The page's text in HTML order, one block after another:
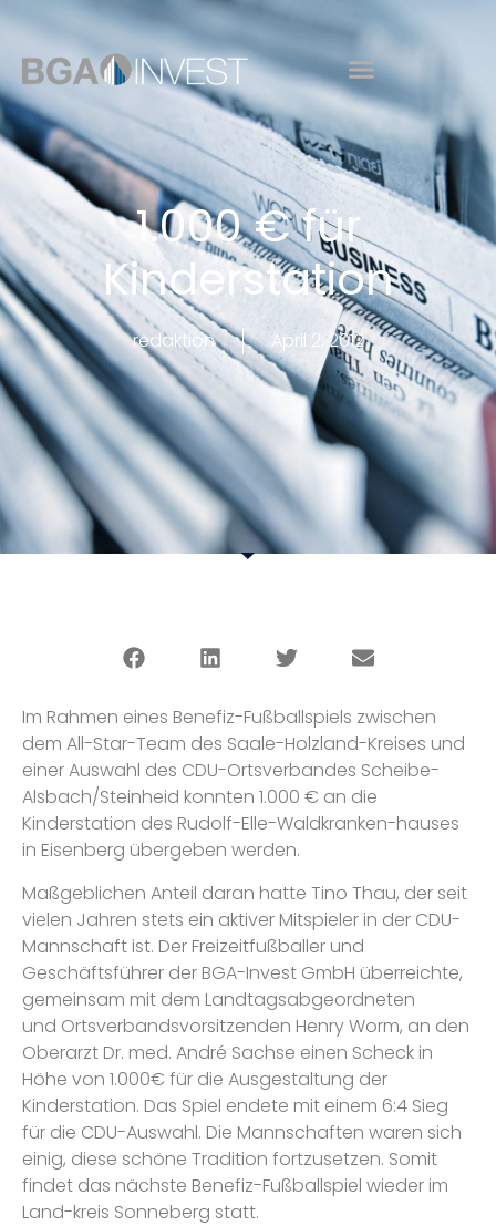
1.000 € für
Kinderstation
redaktion April 2, 2012
Im Rahmen eines Benefiz-Fußballspiels zwischen
dem All-Star-Team des Saale-Holzland-Kreises und
einer Auswahl des CDU-Ortsverbandes Scheibe-
Alsbach/Steinheid konnten 1.000 € an die
Kinderstation des Rudolf-Elle-Waldkranken-hauses
in Eisenberg übergeben werden.
Maßgeblichen Anteil daran hatte Tino Thau, der seit
vielen Jahren stets ein aktiver Mitspieler in der CDU-
Mannschaft ist. Der Freizeitfußballer und
Geschäftsführer der BGA-Invest GmbH überreichte,
gemeinsam mit dem Landtagsabgeordneten
und Ortsverbandsvorsitzenden Henry Worm, an den
Oberarzt Dr. med. André Sachse einen Scheck in
Höhe von 1.000€ für die Ausgestaltung der
Kinderstation. Das Spiel endete mit einem 6:4 Sieg
für die CDU-Auswahl. Die Mannschaften waren sich
einig, diese schöne Tradition fortzusetzen. Somit
findet das nächste Benefiz-Fußballspiel wieder im
Land-kreis Sonneberg statt.